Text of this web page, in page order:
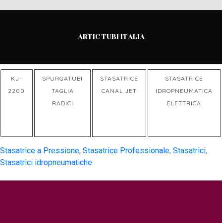
ARTIC TUBI ITALIA
KJ-
2200
SPURGATUBI
TAGLIA
RADICI
STASATRICE
CANAL JET
STASATRICE
IDROPNEUMATICA
ELETTRICA
Stasatrice a Pressione, Stasatrice Professionale, Stasatrici,
Stasatrici idropneumatiche